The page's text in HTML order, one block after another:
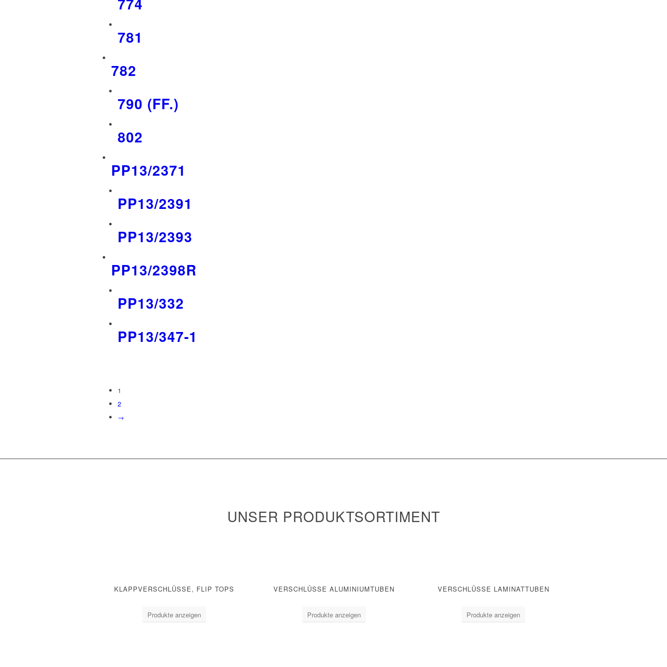
781
782
790 (FF.)
802
PP13/2371
PP13/2391
PP13/2393
PP13/2398R
PP13/332
PP13/347-1
1
2
→
UNSER PRODUKTSORTIMENT
KLAPPVERSCHLÜSSE, FLIP TOPS
Produkte anzeigen
VERSCHLÜSSE ALUMINIUMTUBEN
Produkte anzeigen
VERSCHLÜSSE LAMINATTUBEN
Produkte anzeigen